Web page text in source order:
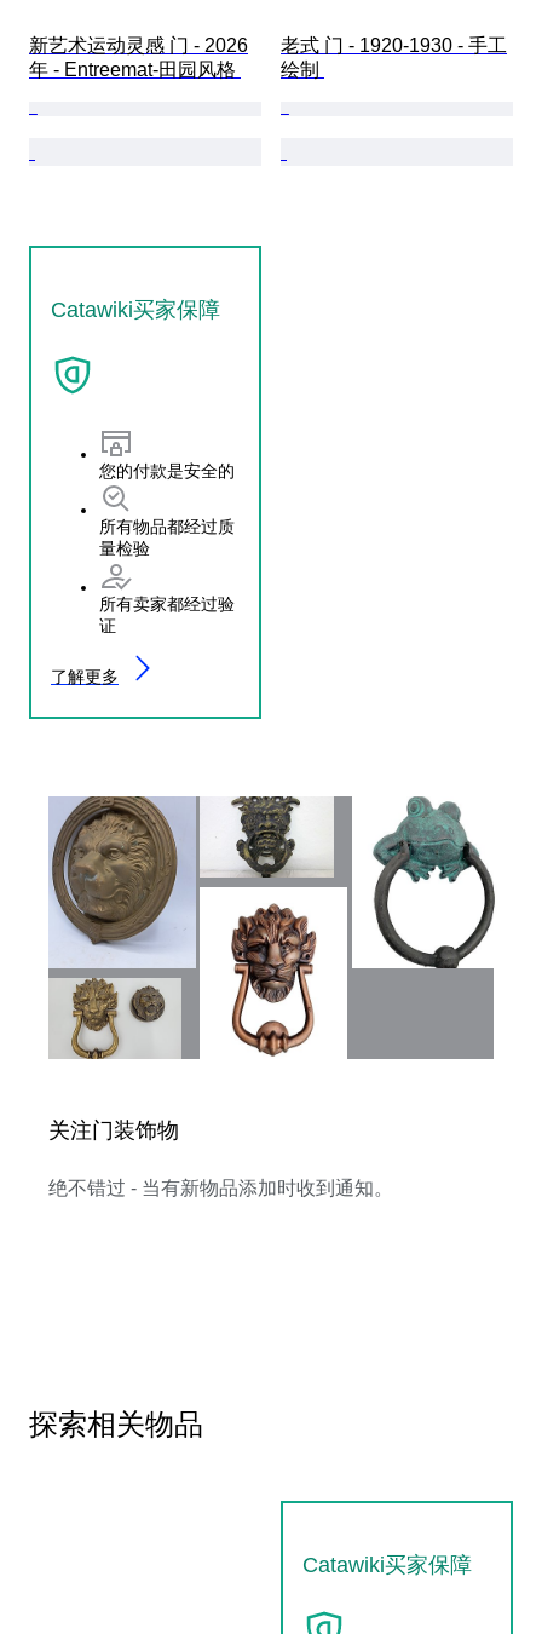
新艺术运动灵感 门 - 2026
年 - Entreemat-田园风格
老式 门 - 1920-1930 - 手工
绘制
Catawiki买家保障
您的付款是安全的
所有物品都经过质
量检验
所有卖家都经过验
证
了解更多
关注门装饰物
绝不错过 - 当有新物品添加时收到通知。
探索相关物品
Catawiki买家保障